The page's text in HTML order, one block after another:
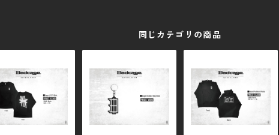
同じカテゴリの商品